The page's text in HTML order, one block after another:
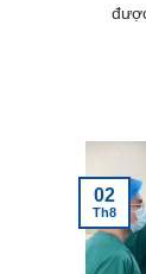
02
Th8